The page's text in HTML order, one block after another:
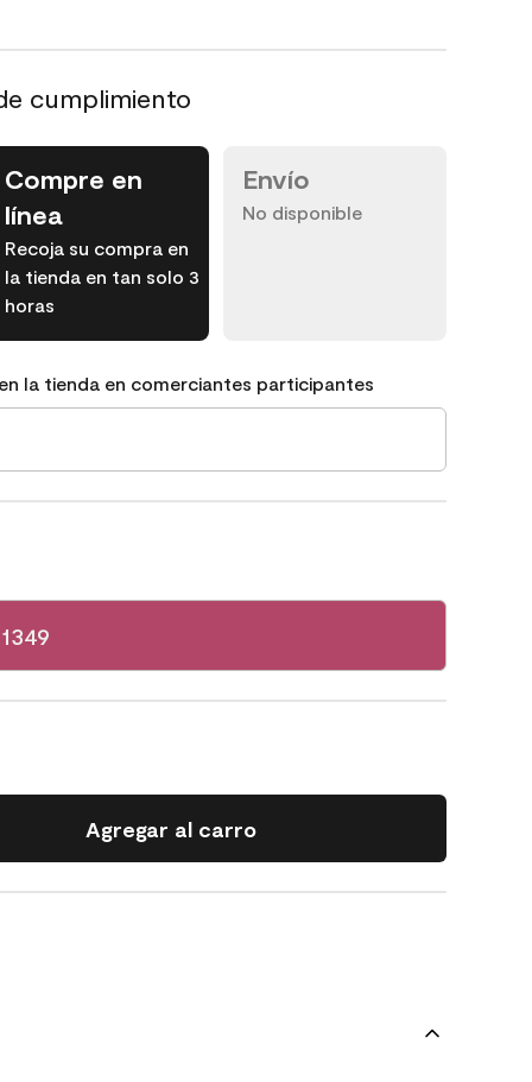
cumplimiento
Compre en
línea
Recoja su compra en
la tienda en tan solo 3
horas
Envío
No disponible
la tienda en comerciantes participantes
Agregar al carro